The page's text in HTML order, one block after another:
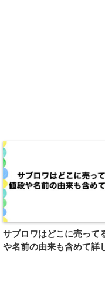
サブロワはどこに売って
や名前の由来も含めて詳